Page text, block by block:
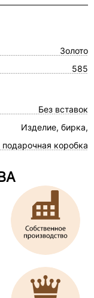
Золото
585
Без вставок
Изделие, бирка,
подарочная коробка